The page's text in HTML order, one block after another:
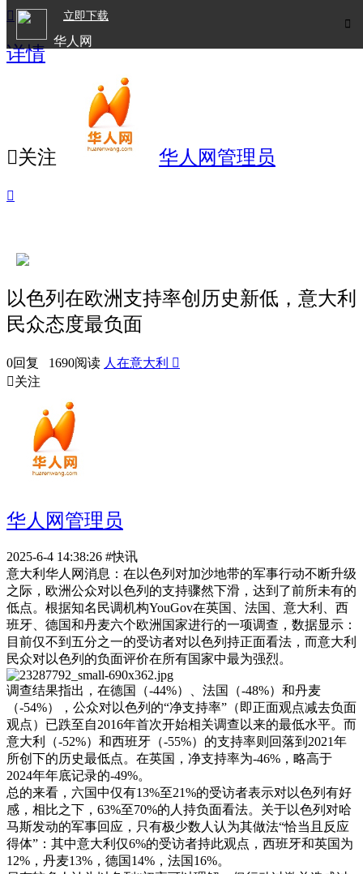

立即下载
华人网

详情
关注 华人网管理员

以色列在欧洲支持率创历史新低，意大利
民众态度最负面
0回复 1690阅读 人在意大利 
关注
华人网管理员
2025-6-4 14:38:26 #快讯
意大利华人网消息：在以色列对加沙地带的军事行动不断升级
之际，欧洲公众对以色列的支持骤然下滑，达到了前所未有的
低点。根据知名民调机构YouGov在英国、法国、意大利、西
班牙、德国和丹麦六个欧洲国家进行的一项调查，数据显示：
目前仅不到五分之一的受访者对以色列持正面看法，而意大利
民众对以色列的负面评价在所有国家中最为强烈。
调查结果指出，在德国（-44%）、法国（-48%）和丹麦
（-54%），公众对以色列的“净支持率”（即正面观点减去负面
观点）已跌至自2016年首次开始相关调查以来的最低水平。而
意大利（-52%）和西班牙（-55%）的支持率则回落到2021年
所创下的历史最低点。在英国，净支持率为-46%，略高于
2024年年底记录的-49%。
总的来看，六国中仅有13%至21%的受访者表示对以色列有好
感，相比之下，63%至70%的人持负面看法。关于以色列对哈
马斯发动的军事回应，只有极少数人认为其做法“恰当且反应
得体”：其中意大利仅6%的受访者持此观点，西班牙和英国为
12%，丹麦13%，德国14%，法国16%。